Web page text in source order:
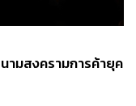
ามสงครามการค้ายุค